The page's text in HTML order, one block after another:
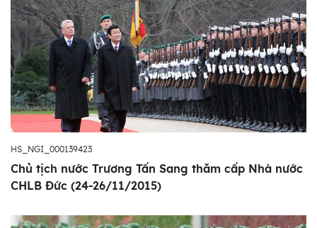
HS_NGI_000139423
Chủ tịch nước Trương Tấn Sang thăm cấp Nhà nước
CHLB Đức (24-26/11/2015)